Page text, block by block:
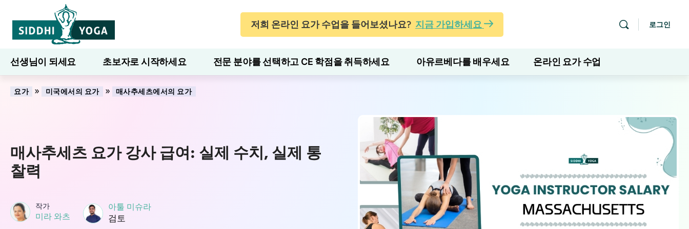
저희 온라인 요가 수업을 들어보셨나요? 지금 가입하세요 로그인
선생님이 되세요 초보자로 시작하세요 전문 분야를 선택하고 CE 학점을 취득하세요 아유르베다를 배우세요 온라인 요가 수업
7일간의 웰니스 블로그 배우다
요가 » 미국에서의 요가 » 매사추세츠에서의 요가
매사추세츠 요가 강사 급여: 실제 수치, 실제 통
찰력
작가
미라 와츠
아툴 미슈라
검토